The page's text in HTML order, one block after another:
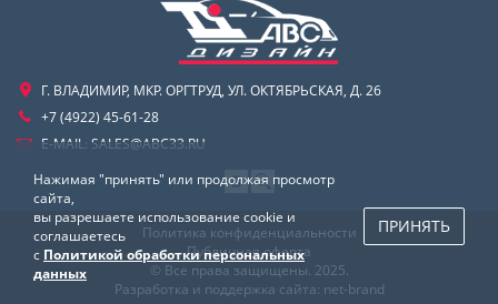
Г. ВЛАДИМИР, МКР. ОРГТРУД, УЛ. ОКТЯБРЬСКАЯ, Д. 26
+7 (4922) 45-61-28
E-MAIL: SALES@ABC33.RU
Политика конфиденциальности
Публичная оферта
© Все права защищены. 2025.
Разработка и поддержка сайта: net-brand
Нажимая "принять" или продолжая просмотр
сайта,
вы разрешаете использование cookie и
соглашаетесь
с Политикой обработки персональных
данных
ПРИНЯТЬ